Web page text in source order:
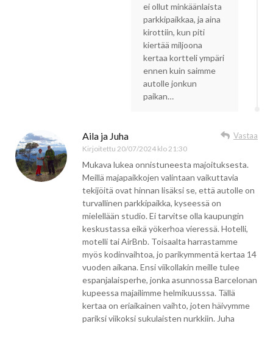
ei ollut minkäänlaista
parkkipaikkaa, ja aina
kirottiin, kun piti
kiertää miljoona
kertaa kortteli ympäri
ennen kuin saimme
autolle jonkun
paikan…
Aila ja Juha
Kirjoitettu 20/07/2024 klo 21:30
Vastaa
Mukava lukea onnistuneesta majoituksesta.
Meillä majapaikkojen valintaan vaikuttavia
tekijöitä ovat hinnan lisäksi se, että autolle on
turvallinen parkkipaikka, kyseessä on
mielellään studio. Ei tarvitse olla kaupungin
keskustassa eikä yökerhoa vieressä. Hotelli,
motelli tai AirBnb. Toisaalta harrastamme
myös kodinvaihtoa, jo parikymmentä kertaa 14
vuoden aikana. Ensi viikollakin meille tulee
espanjalaisperhe, jonka asunnossa Barcelonan
kupeessa majailimme helmikuusssa. Tällä
kertaa on eriaikainen vaihto, joten häivymme
pariksi viikoksi sukulaisten nurkkiin. Juha